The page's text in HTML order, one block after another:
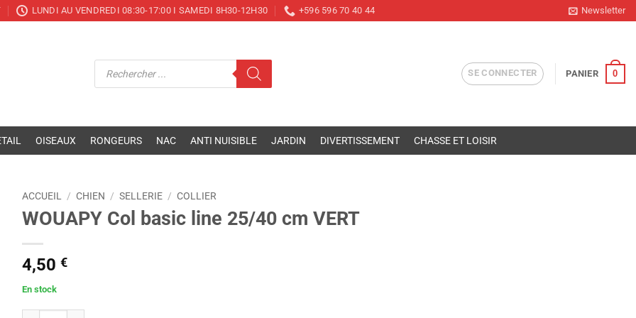
LUNDI AU VENDREDI 08:30-17:00 I SAMEDI 8H30-12H30 +596 596 70 40 44 Newsletter
Recherche
SE CONNECTER PANIER 0
OISEAUX RONGEURS NAC ANTI NUISIBLE JARDIN DIVERTISSEMENT CHASSE ET LOISIR
ACCUEIL / CHIEN / SELLERIE / COLLIER
WOUAPY Col basic line 25/40 cm VERT
4,50 €
En stock